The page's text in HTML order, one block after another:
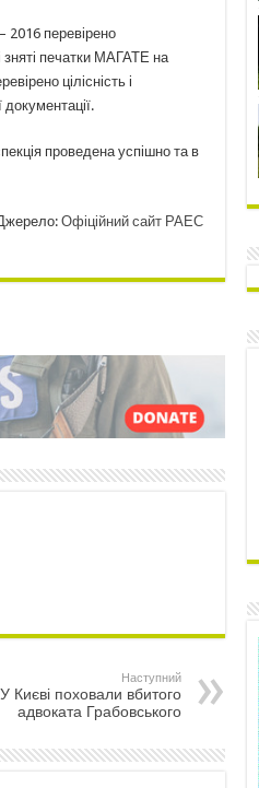
2016 перевірено
зняті печатки МАГАТЕ на
цілісність і
проведена успішно та в
Офіційний сайт РАЕС
Наступний
У Києві поховали вбитого
адвоката Грабовського